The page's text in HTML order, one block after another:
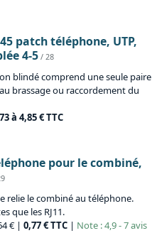
patch téléphone, UTP,
4-5 / 28
blindé comprend une seule paire
brassage ou raccordement du
à 4,85 € TTC
pour le combiné,
relie le combiné au téléphone.
que les RJ11.
€ | 0,77 € TTC | Note : 4,9 - 7 avis